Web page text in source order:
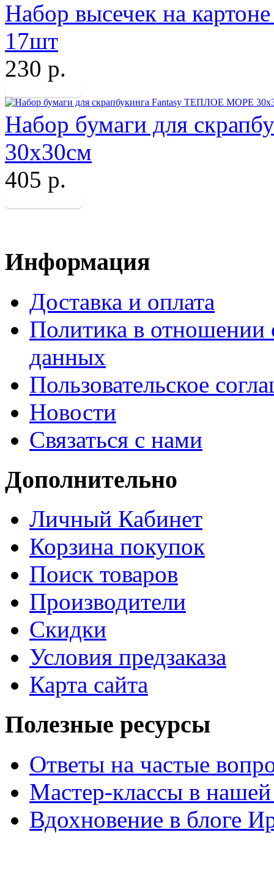
Набор высечек на
17шт
230 р.
Набор бумаги для
30х30см
405 р.
Информация
Доставка и оплата
Политика в отношении
данных
Пользовательское
Новости
Связаться с нами
Дополнительно
Личный Кабинет
Корзина покупок
Поиск товаров
Производители
Скидки
Условия предзаказа
Карта сайта
Полезные ресурсы
Ответы на частые
Мастер-классы в нашей
Вдохновение в блоге